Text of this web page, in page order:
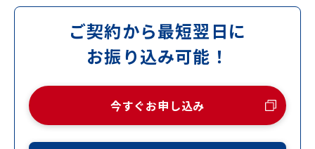
ご契約から最短翌日に
お振り込み可能！
今すぐお申し込み